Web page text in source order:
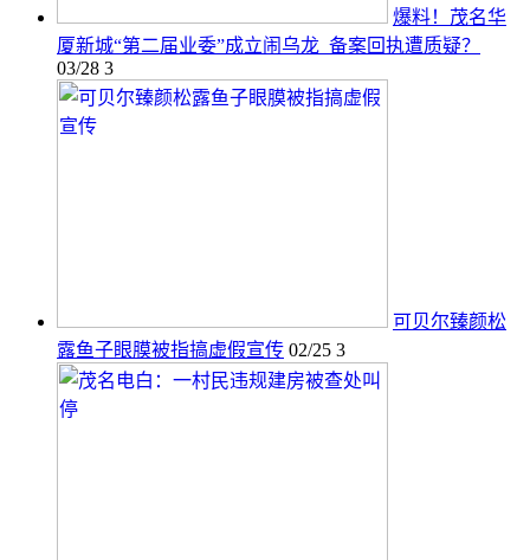
爆料！茂名华
厦新城“第二届业委”成立闹乌龙 备案回执遭质疑？
03/28 3
可贝尔臻颜松
露鱼子眼膜被指搞虚假宣传 02/25 3